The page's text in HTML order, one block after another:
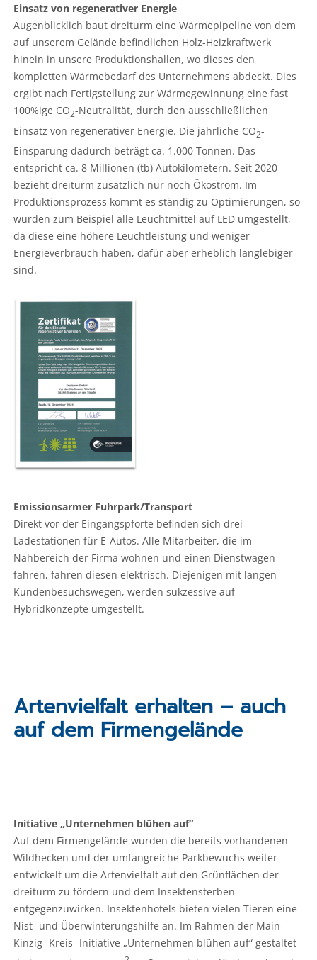
Einsatz von regenerativer Energie
Augenblicklich baut dreiturm eine Wärmepipeline von dem
auf unserem Gelände befindlichen Holz-Heizkraftwerk
hinein in unsere Produktionshallen, wo dieses den
kompletten Wärmebedarf des Unternehmens abdeckt. Dies
ergibt nach Fertigstellung zur Wärmegewinnung eine fast
100%ige CO2-Neutralität, durch den ausschließlichen
Einsatz von regenerativer Energie. Die jährliche CO2-
Einsparung dadurch beträgt ca. 1.000 Tonnen. Das
entspricht ca. 8 Millionen (tb) Autokilometern. Seit 2020
bezieht dreiturm zusätzlich nur noch Ökostrom. Im
Produktionsprozess kommt es ständig zu Optimierungen, so
wurden zum Beispiel alle Leuchtmittel auf LED umgestellt,
da diese eine höhere Leuchtleistung und weniger
Energieverbrauch haben, dafür aber erheblich langlebiger
sind.
Emissionsarmer Fuhrpark/Transport
Direkt vor der Eingangspforte befinden sich drei
Ladestationen für E-Autos. Alle Mitarbeiter, die im
Nahbereich der Firma wohnen und einen Dienstwagen
fahren, fahren diesen elektrisch. Diejenigen mit langen
Kundenbesuchswegen, werden sukzessive auf
Hybridkonzepte umgestellt.
Artenvielfalt erhalten – auch
auf dem Firmengelände
Initiative „Unternehmen blühen auf“
Auf dem Firmengelände wurden die bereits vorhandenen
Wildhecken und der umfangreiche Parkbewuchs weiter
entwickelt um die Artenvielfalt auf den Grünflächen der
dreiturm zu fördern und dem Insektensterben
entgegenzuwirken. Insektenhotels bieten vielen Tieren eine
Nist- und Überwinterungshilfe an. Im Rahmen der Main-
Kinzig- Kreis- Initiative „Unternehmen blühen auf“ gestaltet